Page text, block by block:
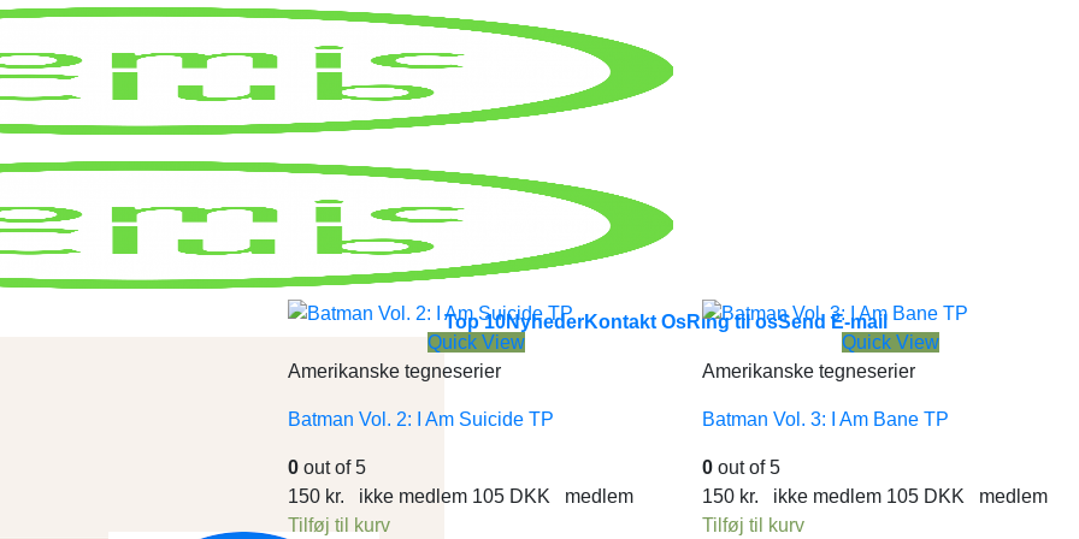
Top 10NyhederKontakt OsRing til osSend E-mail
Quick View
Amerikanske tegneserier
Batman Vol. 2: I Am Suicide TP
0 out of 5
150 kr. ikke medlem 105 DKK medlem
Tilføj til kurv
Quick View
Amerikanske tegneserier
Batman Vol. 3: I Am Bane TP
0out of 5
150 kr. ikke medlem 105 DKK medlem
Tilføj til kurv